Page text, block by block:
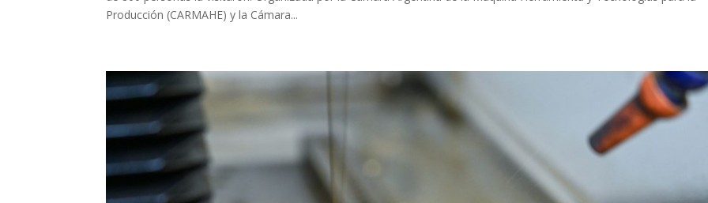
Producción (CARMAHE) y la Cámara...